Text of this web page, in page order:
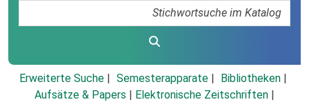
Erweiterte Suche Semesterapparate
Bibliotheken
Aufsätze & Papers
Elektronische Zeitschriften